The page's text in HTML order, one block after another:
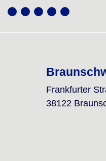
Frankfurter
38122